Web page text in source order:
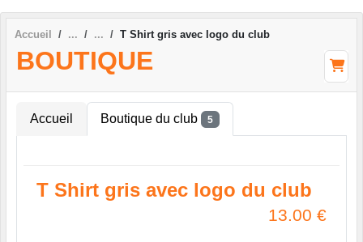
Accueil T Shirt gris avec logo du club
BOUTIQUE
Accueil Boutique du club 5
T Shirt gris avec logo du club
13.00 €